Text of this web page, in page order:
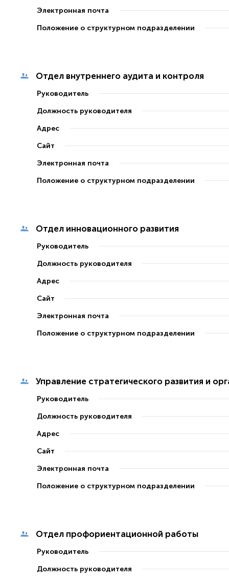
Электронная почта
Положение о структурном подразделении
Отдел внутреннего аудита и контроля
Руководитель
Должность руководителя
Адрес
Сайт
Электронная почта
Положение о структурном подразделении
Отдел инновационного развития
Руководитель
Должность руководителя
Адрес
Сайт
Электронная почта
Положение о структурном подразделении
Управление стратегического развития и
Руководитель
Должность руководителя
Адрес
Сайт
Электронная почта
Положение о структурном подразделении
Отдел профориентационной работы
Руководитель
Должность руководителя